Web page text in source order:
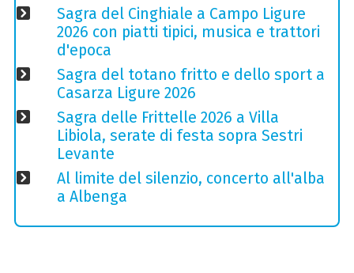
Sagra del Cinghiale a Campo Ligure
2026 con piatti tipici, musica e trattori
d'epoca
Sagra del totano fritto e dello sport a
Casarza Ligure 2026
Sagra delle Frittelle 2026 a Villa
Libiola, serate di festa sopra Sestri
Levante
Al limite del silenzio, concerto all'alba
a Albenga